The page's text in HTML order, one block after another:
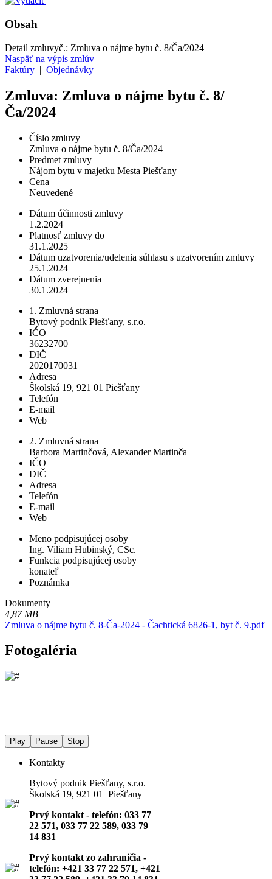
Obsah
Detail zmluvyč.: Zmluva o nájme bytu č. 8/Ča/2024
Naspäť na výpis zmlúv
Faktúry | Objednávky
Zmluva: Zmluva o nájme bytu č. 8/
Ča/2024
Číslo zmluvy
Zmluva o nájme bytu č. 8/Ča/2024
Predmet zmluvy
Nájom bytu v majetku Mesta Piešťany
Cena
Neuvedené
Dátum účinnosti zmluvy
1.2.2024
Platnosť zmluvy do
31.1.2025
Dátum uzatvorenia/udelenia súhlasu s uzatvorením zmluvy
25.1.2024
Dátum zverejnenia
30.1.2024
1. Zmluvná strana
Bytový podnik Piešťany, s.r.o.
IČO
36232700
DIČ
2020170031
Adresa
Školská 19, 921 01 Piešťany
Telefón
E-mail
Web
2. Zmluvná strana
Barbora Martinčová, Alexander Martinča
IČO
DIČ
Adresa
Telefón
E-mail
Web
Meno podpisujúcej osoby
Ing. Viliam Hubinský, CSc.
Funkcia podpisujúcej osoby
konateľ
Poznámka
Dokumenty
4,87 MB
Zmluva o nájme bytu č. 8-Ča-2024 - Čachtická 6826-1, byt č. 9.pdf
Fotogaléria
Play Pause Stop
Kontakty
Bytový podnik Piešťany, s.r.o.
Školská 19, 921 01 Piešťany
Prvý kontakt - telefón: 033 77
22 571, 033 77 22 589, 033 79
14 831
Prvý kontakt zo zahraničia -
telefón: +421 33 77 22 571, +421